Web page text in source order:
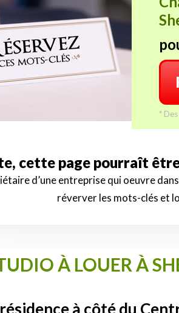
*
cette page pourraît
d’une entreprise qui oeuvre
réverver les mots-clés et
À LOUER À
à côté du